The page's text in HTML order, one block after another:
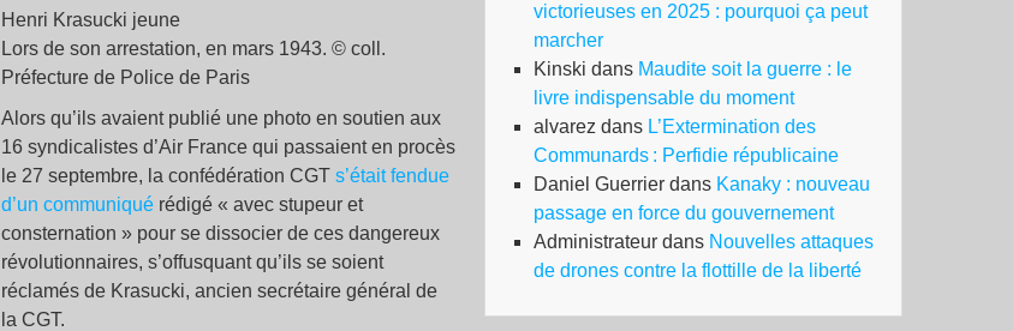
Henri Krasucki jeune
Lors de son arrestation, en mars 1943. © coll.
Préfecture de Police de Paris
Alors qu’ils avaient publié une photo en soutien aux
16 syndicalistes d’Air France qui passaient en procès
le 27 septembre, la confédération CGT s’était fendue
d’un communiqué rédigé « avec stupeur et
consternation » pour se dissocier de ces dangereux
révolutionnaires, s’offusquant qu’ils se soient
réclamés de Krasucki, ancien secrétaire général de
la CGT.
victorieuses en 2025 : pourquoi ça peut
marcher
Kinski dans Maudite soit la guerre : le
livre indispensable du moment
alvarez dans L’Extermination des
Communards : Perfidie républicaine
Daniel Guerrier dans Kanaky : nouveau
passage en force du gouvernement
Administrateur dans Nouvelles attaques
de drones contre la flottille de la liberté